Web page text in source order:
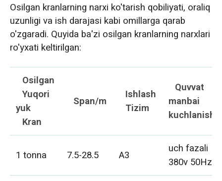
Osilgan kranlarning narxi ko'tarish qobiliyati, oraliq
uzunligi va ish darajasi kabi omillarga qarab
o'zgaradi. Quyida ba'zi osilgan kranlarning narxlari
ro'yxati keltirilgan:
Osilgan
Yuqori
yuk
Kran
Span/m
Ishlash
Tizim
Quvvat
manbai
kuchlanishi
1 tonna 7.5-28.5 A3
uch fazali
380v 50Hz